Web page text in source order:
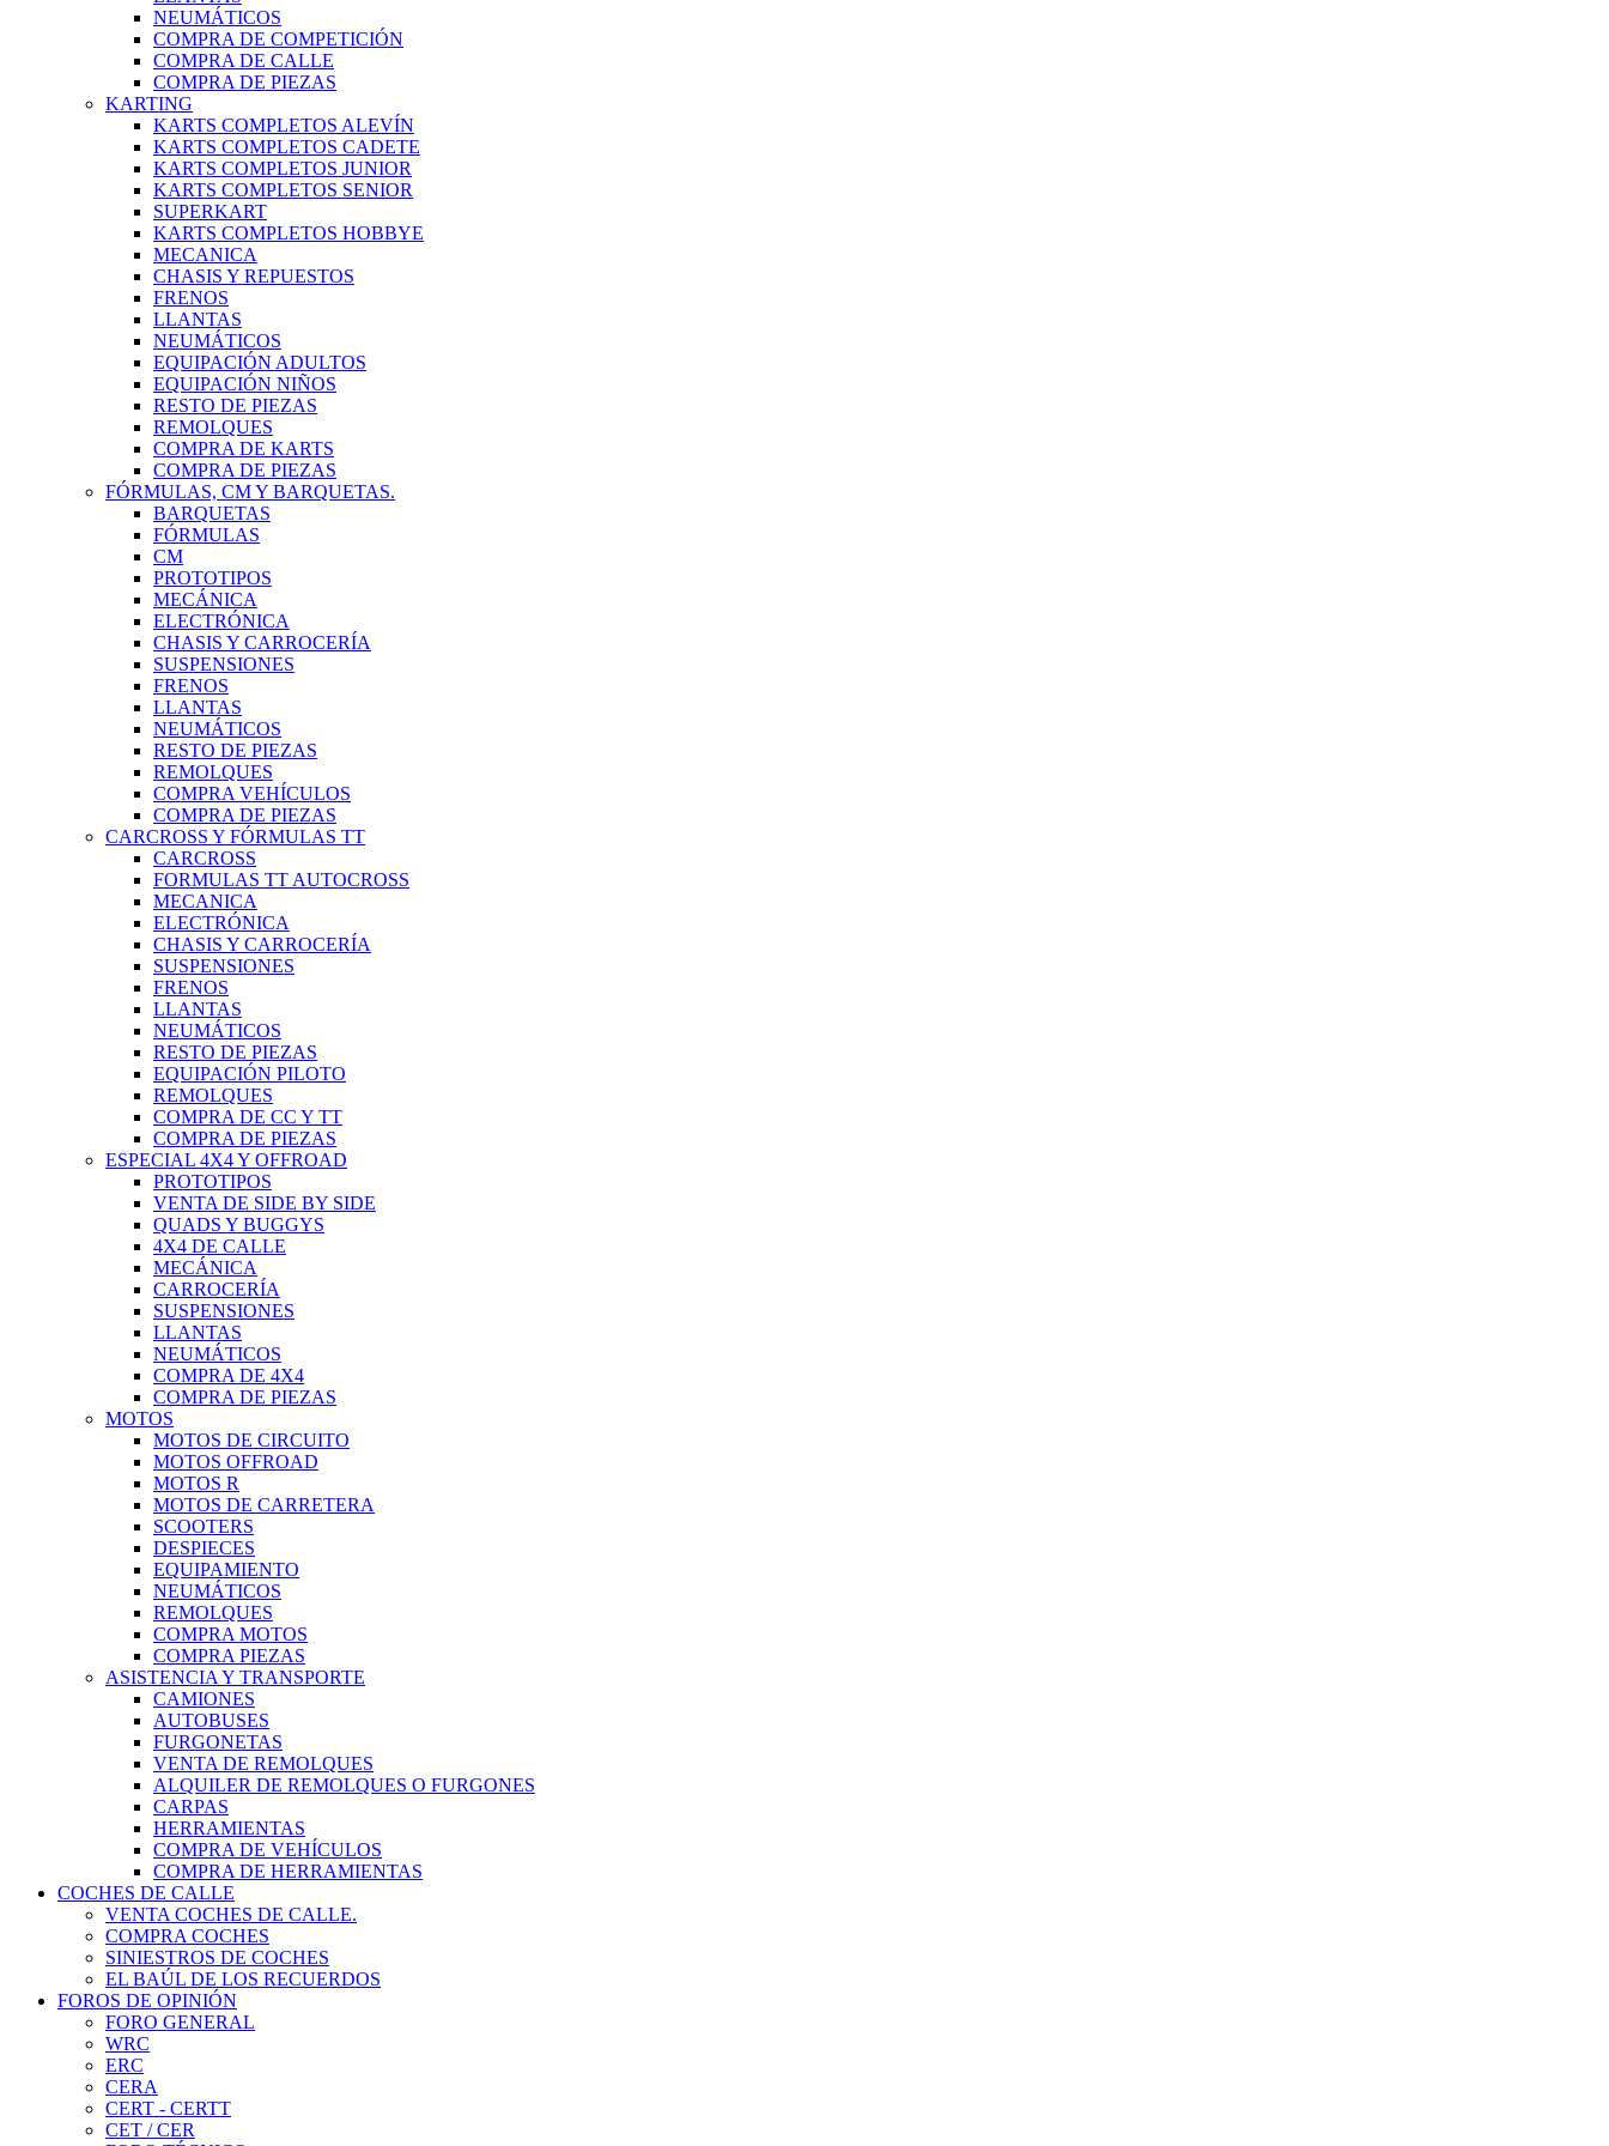
NEUMÁTICOS
COMPRA DE COMPETICIÓN
COMPRA DE CALLE
COMPRA DE PIEZAS
KARTING
KARTS COMPLETOS ALEVÍN
KARTS COMPLETOS CADETE
KARTS COMPLETOS JUNIOR
KARTS COMPLETOS SENIOR
SUPERKART
KARTS COMPLETOS HOBBYE
MECANICA
CHASIS Y REPUESTOS
FRENOS
LLANTAS
NEUMÁTICOS
EQUIPACIÓN ADULTOS
EQUIPACIÓN NIÑOS
RESTO DE PIEZAS
REMOLQUES
COMPRA DE KARTS
COMPRA DE PIEZAS
FÓRMULAS, CM Y BARQUETAS.
BARQUETAS
FÓRMULAS
CM
PROTOTIPOS
MECÁNICA
ELECTRÓNICA
CHASIS Y CARROCERÍA
SUSPENSIONES
FRENOS
LLANTAS
NEUMÁTICOS
RESTO DE PIEZAS
REMOLQUES
COMPRA VEHÍCULOS
COMPRA DE PIEZAS
CARCROSS Y FÓRMULAS TT
CARCROSS
FORMULAS TT AUTOCROSS
MECANICA
ELECTRÓNICA
CHASIS Y CARROCERÍA
SUSPENSIONES
FRENOS
LLANTAS
NEUMÁTICOS
RESTO DE PIEZAS
EQUIPACIÓN PILOTO
REMOLQUES
COMPRA DE CC Y TT
COMPRA DE PIEZAS
ESPECIAL 4X4 Y OFFROAD
PROTOTIPOS
VENTA DE SIDE BY SIDE
QUADS Y BUGGYS
4X4 DE CALLE
MECÁNICA
CARROCERÍA
SUSPENSIONES
LLANTAS
NEUMÁTICOS
COMPRA DE 4X4
COMPRA DE PIEZAS
MOTOS
MOTOS DE CIRCUITO
MOTOS OFFROAD
MOTOS R
MOTOS DE CARRETERA
SCOOTERS
DESPIECES
EQUIPAMIENTO
NEUMÁTICOS
REMOLQUES
COMPRA MOTOS
COMPRA PIEZAS
ASISTENCIA Y TRANSPORTE
CAMIONES
AUTOBUSES
FURGONETAS
VENTA DE REMOLQUES
ALQUILER DE REMOLQUES O FURGONES
CARPAS
HERRAMIENTAS
COMPRA DE VEHÍCULOS
COMPRA DE HERRAMIENTAS
COCHES DE CALLE
VENTA COCHES DE CALLE.
COMPRA COCHES
SINIESTROS DE COCHES
EL BAÚL DE LOS RECUERDOS
FOROS DE OPINIÓN
FORO GENERAL
WRC
ERC
CERA
CERT - CERTT
CET / CER